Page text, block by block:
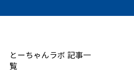
とーちゃんラボ 記事一
覧